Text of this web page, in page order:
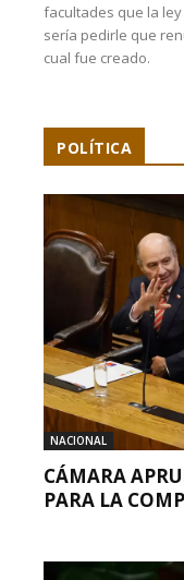
facultades que la
sería pedirle que
cual fue creado.
POLÍTICA
NACIONAL
CÁMARA
PARA LA